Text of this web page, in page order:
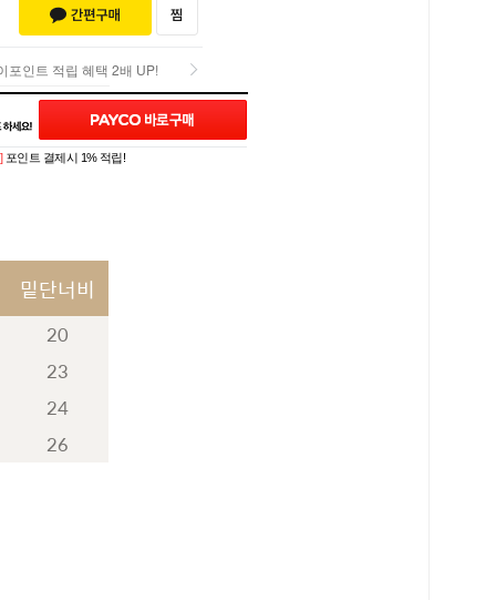
포인트 적립 혜택 2배 UP!
포인트 적립 혜택 2배 UP!
포인트 결제시 1% 적립!
(0)
밑단너비
20
23
24
26